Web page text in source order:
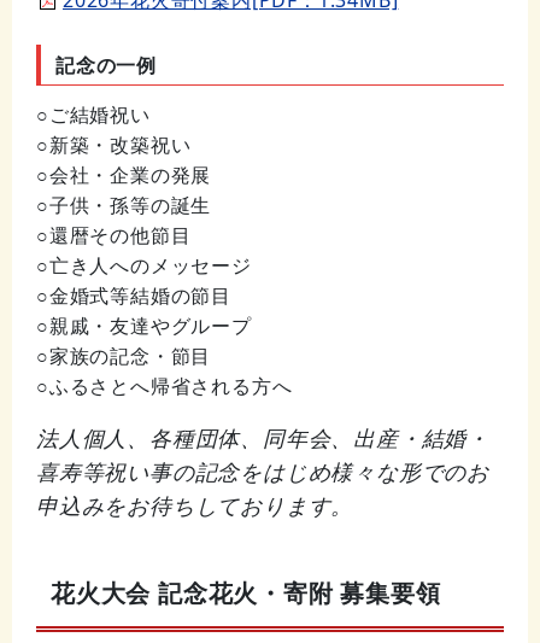
記念の一例
○ご結婚祝い
○新築・改築祝い
○会社・企業の発展
○子供・孫等の誕生
○還暦その他節目
○亡き人へのメッセージ
○金婚式等結婚の節目
○親戚・友達やグループ
○家族の記念・節目
○ふるさとへ帰省される方へ
法人個人、各種団体、同年会、出産・結婚・
喜寿等祝い事の記念をはじめ様々な形でのお
申込みをお待ちしております。
花火大会 記念花火・寄附 募集要領